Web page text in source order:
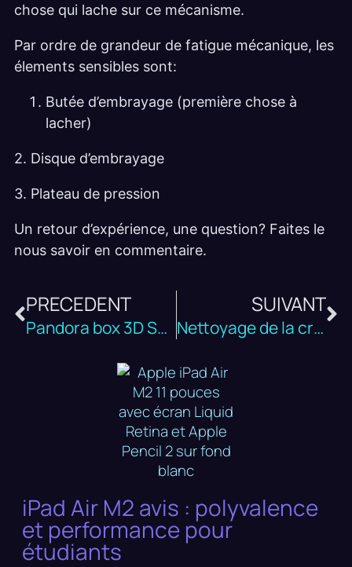
chose qui lache sur ce mécanisme.
Par ordre de grandeur de fatigue mécanique, les
élements sensibles sont:
Butée d’embrayage (première chose à
lacher)
2. Disque d’embrayage
3. Plateau de pression
Un retour d’expérience, une question? Faites le
nous savoir en commentaire.
PRECEDENT
Pandora box 3D Saga EX 4710
SUIVANT
Nettoyage de la crépine du moteur 1.2 PureTech : guide complet pour éviter la casse moteur
iPad Air M2 avis : polyvalence
et performance pour
étudiants